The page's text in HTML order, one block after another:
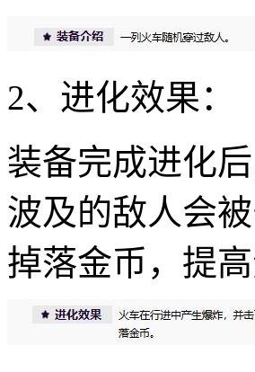
2、进化效果：
装备完成进化
波及的敌人会
掉落金币，提